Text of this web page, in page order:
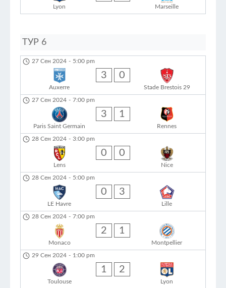
Lyon Marseille
ТУР 6
27 Сен 2024 - 5:00 pm
Auxerre
3 0
Stade Brestois 29
27 Сен 2024 - 7:00 pm
Paris Saint Germain
3 1
Rennes
28 Сен 2024 - 3:00 pm
Lens
0 0
Nice
28 Сен 2024 - 5:00 pm
LE Havre
0 3
Lille
28 Сен 2024 - 7:00 pm
Monaco
2 1
Montpellier
29 Сен 2024 - 1:00 pm
Toulouse
1 2
Lyon